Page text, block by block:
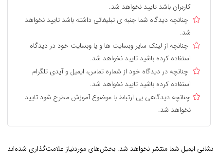
کاربران باشد تایید نخواهد شد.
چنانچه دیدگاه شما جنبه ی تبلیغاتی داشته باشد تایید نخواهد
شد.
چنانچه از لینک سایر وبسایت ها و یا وبسایت خود در دیدگاه
استفاده کرده باشید تایید نخواهد شد.
چنانچه در دیدگاه خود از شماره تماس، ایمیل و آیدی تلگرام
استفاده کرده باشید تایید نخواهد شد.
چنانچه دیدگاهی بی ارتباط با موضوع آموزش مطرح شود تایید
نخواهد شد.
نشانی ایمیل شما منتشر نخواهد شد. بخش‌های موردنیاز علامت‌گذاری شده‌اند